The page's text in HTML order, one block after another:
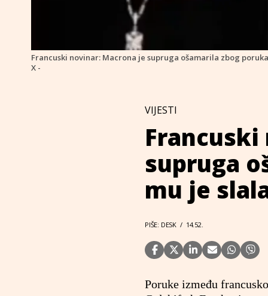
Francuski novinar: Macrona je supruga ošamarila zbog
X -
VIJESTI
supruga
mu je
PIŠE: DESK / 14.52.
Poruke između